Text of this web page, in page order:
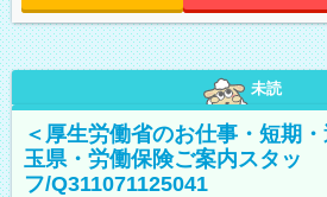
未読
＜厚生労働省のお仕事・短期
玉県・労働保険ご案内スタッ
フ/Q311071125041